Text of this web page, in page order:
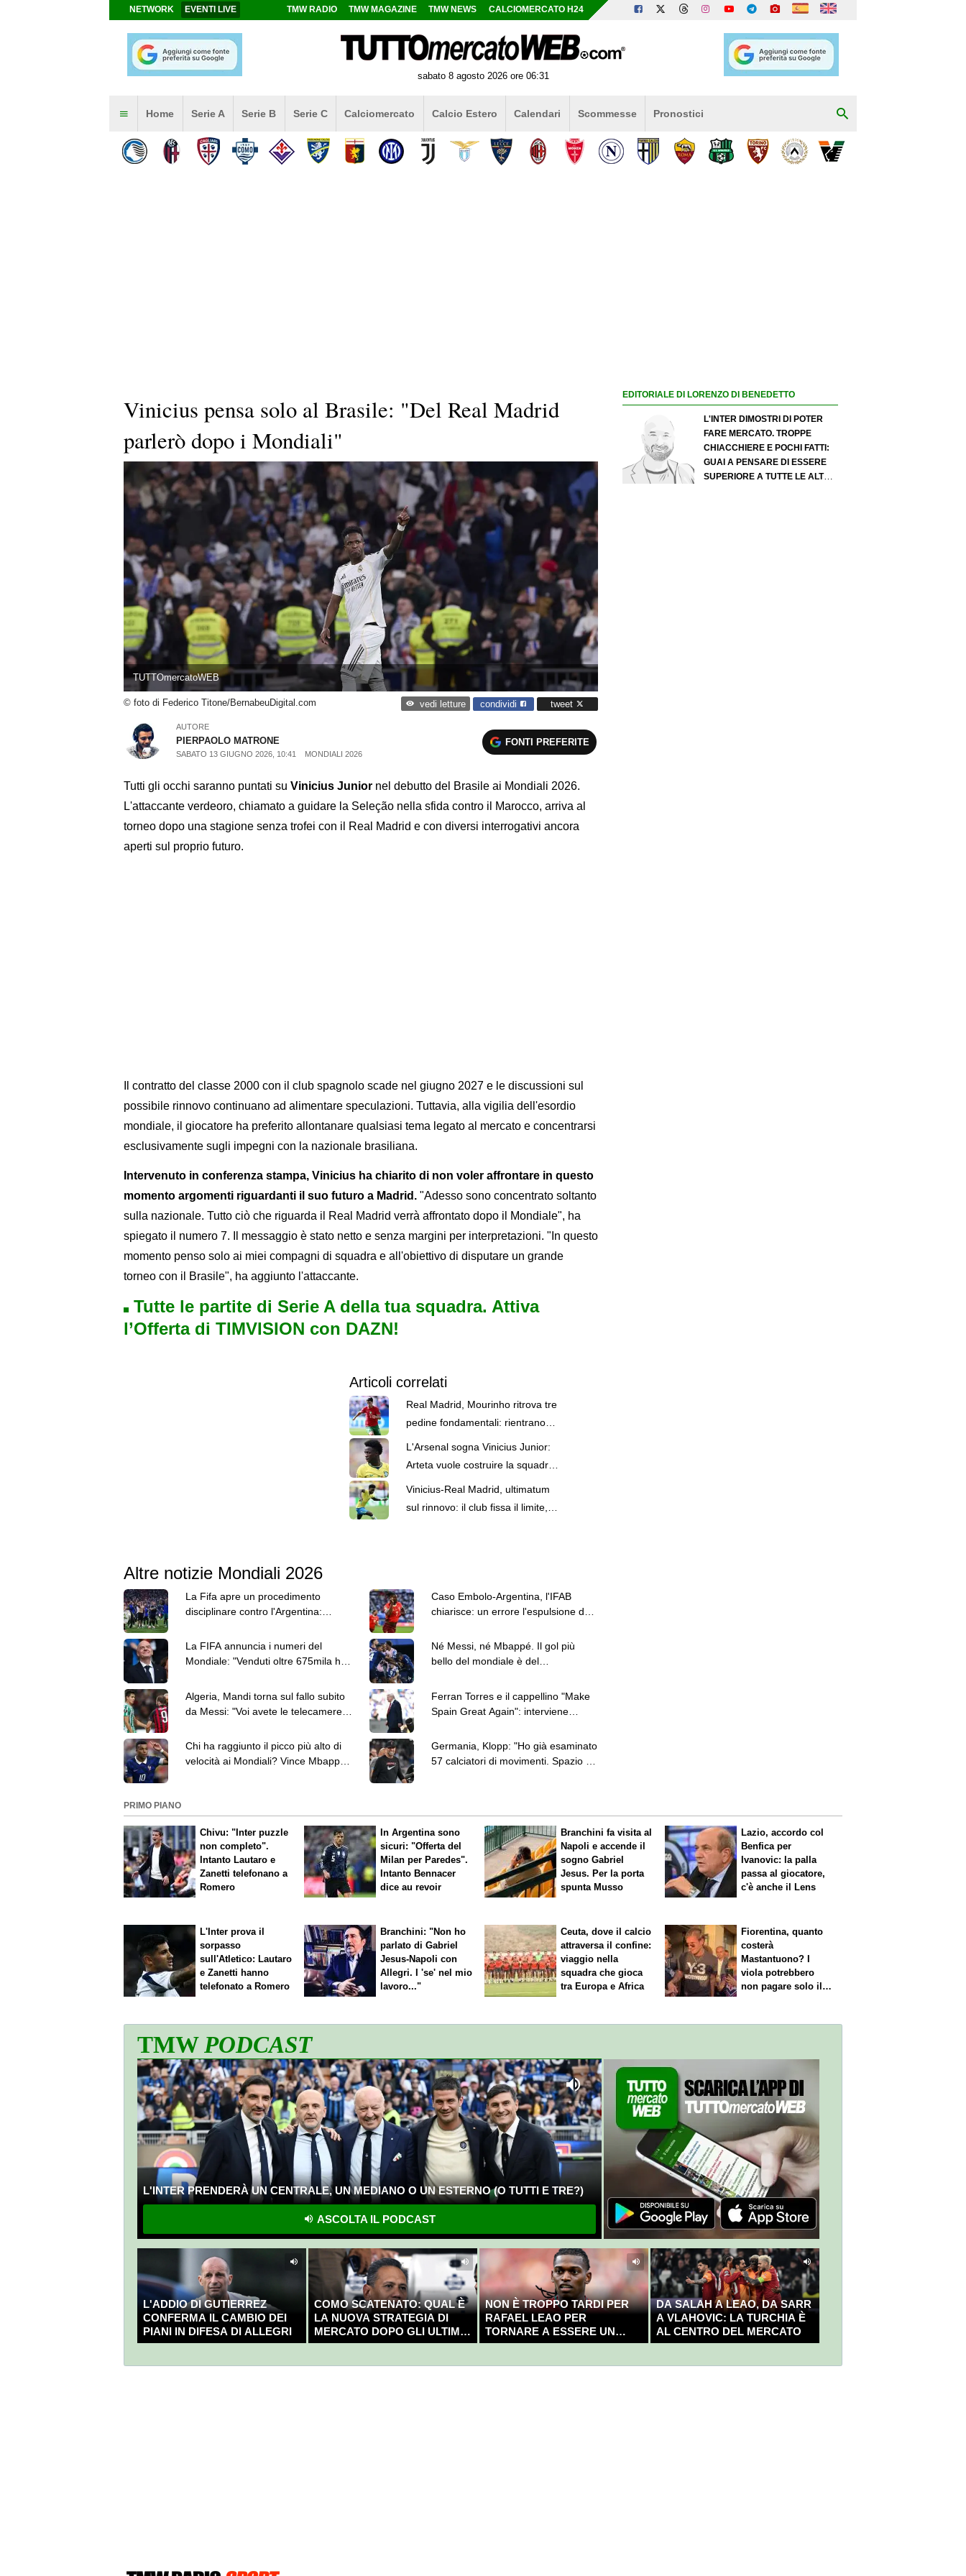
NETWORK EVENTI LIVE TMW RADIO TMW MAGAZINE TMW NEWS CALCIOMERCATO H24
sabato 8 agosto 2026 ore 06:31
Home Serie A Serie B Serie C Calciomercato Calcio Estero Calendari Scommesse Pronostici
Vinicius pensa solo al Brasile: "Del Real Madrid
parlerò dopo i Mondiali"
TUTTOmercatoWEB
© foto di Federico Titone/BernabeuDigital.com vedi letture condividi tweet
AUTORE
PIERPAOLO MATRONE
SABATO 13 GIUGNO 2026, 10:41 MONDIALI 2026
FONTI PREFERITE
Tutti gli occhi saranno puntati su Vinicius Junior nel debutto del Brasile ai Mondiali 2026.
L'attaccante verdeoro, chiamato a guidare la Seleção nella sfida contro il Marocco, arriva al
torneo dopo una stagione senza trofei con il Real Madrid e con diversi interrogativi ancora
aperti sul proprio futuro.
Il contratto del classe 2000 con il club spagnolo scade nel giugno 2027 e le discussioni sul
possibile rinnovo continuano ad alimentare speculazioni. Tuttavia, alla vigilia dell'esordio
mondiale, il giocatore ha preferito allontanare qualsiasi tema legato al mercato e concentrarsi
esclusivamente sugli impegni con la nazionale brasiliana.
Intervenuto in conferenza stampa, Vinicius ha chiarito di non voler affrontare in questo
momento argomenti riguardanti il suo futuro a Madrid. "Adesso sono concentrato soltanto
sulla nazionale. Tutto ciò che riguarda il Real Madrid verrà affrontato dopo il Mondiale", ha
spiegato il numero 7. Il messaggio è stato netto e senza margini per interpretazioni. "In questo
momento penso solo ai miei compagni di squadra e all'obiettivo di disputare un grande
torneo con il Brasile", ha aggiunto l'attaccante.
Tutte le partite di Serie A della tua squadra. Attiva
l’Offerta di TIMVISION con DAZN!
Articoli correlati
Real Madrid, Mourinho ritrova tre
pedine fondamentali: rientrano
L'Arsenal sogna Vinicius Junior:
Arteta vuole costruire la squadra
Vinicius-Real Madrid, ultimatum
sul rinnovo: il club fissa il limite,
Altre notizie Mondiali 2026
La Fifa apre un procedimento
disciplinare contro l'Argentina:
Caso Embolo-Argentina, l'IFAB
chiarisce: un errore l'espulsione del
La FIFA annuncia i numeri del
Mondiale: "Venduti oltre 675mila hot
Né Messi, né Mbappé. Il gol più
bello del mondiale è del
Algeria, Mandi torna sul fallo subito
da Messi: "Voi avete le telecamere,
Ferran Torres e il cappellino "Make
Spain Great Again": interviene
Chi ha raggiunto il picco più alto di
velocità ai Mondiali? Vince Mbappé
Germania, Klopp: "Ho già esaminato
57 calciatori di movimenti. Spazio ai
EDITORIALE DI LORENZO DI BENEDETTO
L'INTER DIMOSTRI DI POTER
FARE MERCATO. TROPPE
CHIACCHIERE E POCHI FATTI:
GUAI A PENSARE DI ESSERE
SUPERIORE A TUTTE LE ALTRE
PRIMO PIANO
Chivu: "Inter puzzle
non completo".
Intanto Lautaro e
Zanetti telefonano a
Romero
In Argentina sono
sicuri: "Offerta del
Milan per Paredes".
Intanto Bennacer
diceau revoir
Branchini fa visita al
Napoli e accende il
sogno Gabriel
Jesus. Per la porta
spunta Musso
Lazio, accordo col
Benfica per
Ivanovic: la palla
passa al giocatore,
c'è anche il Lens
L'Inter prova il
sorpasso
sull'Atletico: Lautaro
e Zanetti hanno
telefonato a Romero
Branchini: "Non ho
parlato di Gabriel
Jesus-Napoli con
Allegri. I 'se' nel mio
lavoro..."
Ceuta, dove il calcio
attraversa il confine:
viaggio nella
squadra che gioca
tra Europa e Africa
Fiorentina, quanto
costerà
Mastantuono? I
viola potrebbero
non pagare solo il
TMWPODCAST
L'INTER PRENDERÀ UN CENTRALE, UN MEDIANO O UN ESTERNO (O TUTTI E TRE?)
ASCOLTA IL PODCAST
L'ADDIO DI GUTIERREZ
CONFERMA IL CAMBIO DEI
PIANI IN DIFESA DI ALLEGRI
COMO SCATENATO: QUAL È
LA NUOVA STRATEGIA DI
MERCATO DOPO GLI ULTIMI
COLPI?
NON È TROPPO TARDI PER
RAFAEL LEAO PER
TORNARE A ESSERE UN
CAMPIONE
DA SALAH A LEAO, DA SARR
A VLAHOVIC: LA TURCHIA È
AL CENTRO DEL MERCATO